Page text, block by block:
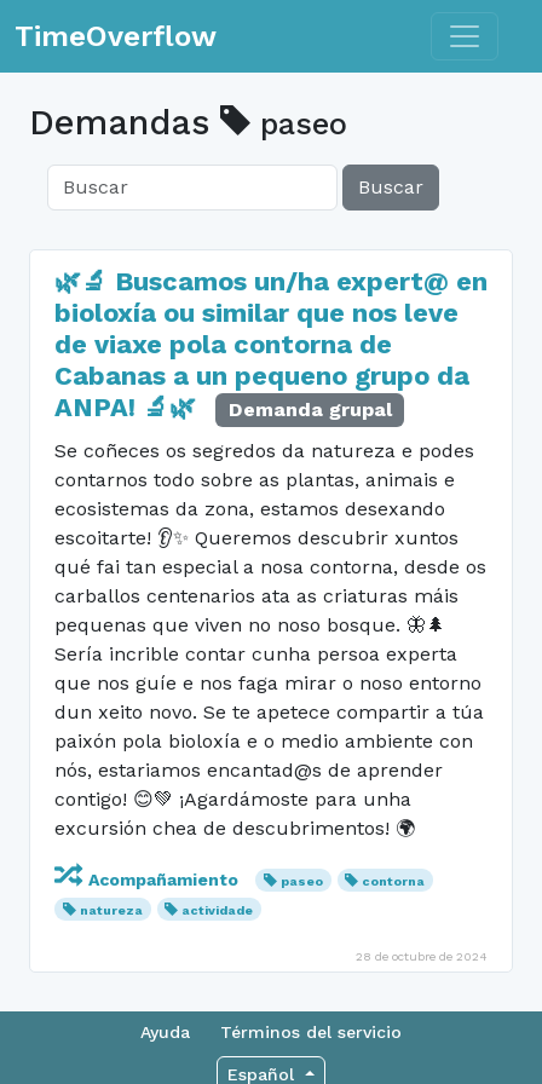
TimeOverflow Toggle
Demandas paseo
Buscar
🌿🔬 Buscamos un/ha expert@ en
bioloxía ou similar que nos leve
de viaxe pola contorna de
Cabanas a un pequeno grupo da
ANPA! 🔬🌿
Demanda grupal
Se coñeces os segredos da natureza e podes
contarnos todo sobre as plantas, animais e
ecosistemas da zona, estamos desexando
escoitarte! 👂✨ Queremos descubrir xuntos
qué fai tan especial a nosa contorna, desde os
carballos centenarios ata as criaturas máis
pequenas que viven no noso bosque. 🦋🌲
Sería incrible contar cunha persoa experta
que nos guíe e nos faga mirar o noso entorno
dun xeito novo. Se te apetece compartir a túa
paixón pola bioloxía e o medio ambiente con
nós, estariamos encantad@s de aprender
contigo! 😊💚 ¡Agardámoste para unha
excursión chea de descubrimentos! 🌍
Acompañamiento paseo
contorna
natureza
actividade
28 de octubre de 2024
Ayuda Términos del servicio
Español